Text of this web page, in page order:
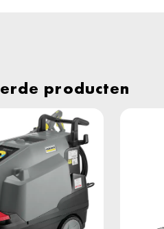
producten